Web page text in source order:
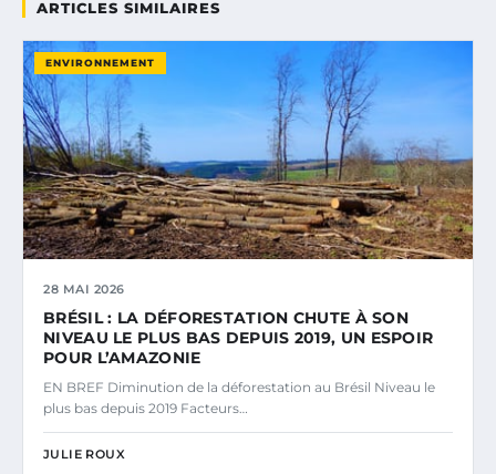
ARTICLES SIMILAIRES
ENVIRONNEMENT
28 MAI 2026
BRÉSIL : LA DÉFORESTATION CHUTE À SON
NIVEAU LE PLUS BAS DEPUIS 2019, UN ESPOIR
POUR L’AMAZONIE
EN BREF Diminution de la déforestation au Brésil Niveau le
plus bas depuis 2019 Facteurs…
JULIE ROUX